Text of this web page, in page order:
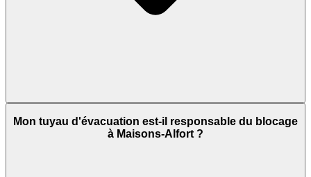
Mon tuyau d'évacuation est-il responsable du blocage
à Maisons-Alfort ?